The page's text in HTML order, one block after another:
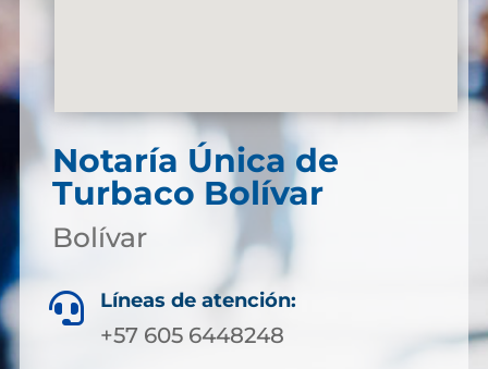
Notaría Única de
Turbaco Bolívar
Bolívar
 Líneas de atención:
+57 605 6448248